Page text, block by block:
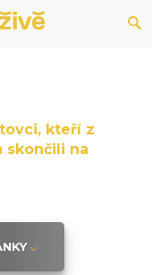
kteří z
skončili na